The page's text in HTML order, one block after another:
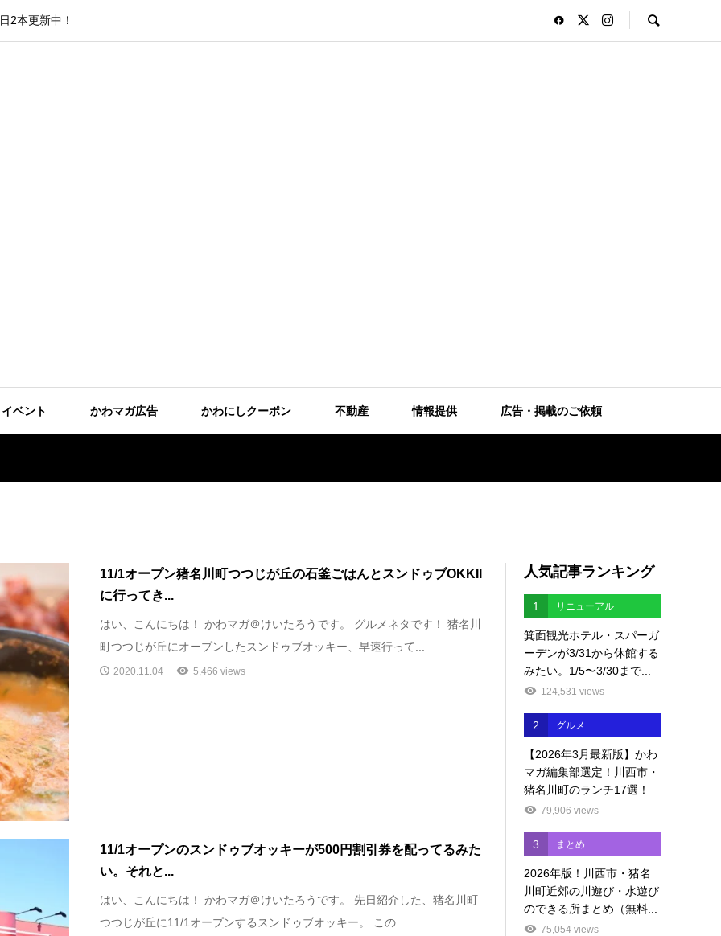
2本更新中！
イベント かわマガ広告 かわにしクーポン 不動産 情報提供 広告・掲載のご依頼
11/1オープン猪名川町つつじが丘の石釜ごはんとスンドゥブOKKII
に行ってき...
はい、こんにちは！ かわマガ＠けいたろうです。 グルメネタです！ 猪名川
町つつじが丘にオープンしたスンドゥブオッキー、早速行って...
2020.11.04 5,466 views
11/1オープンのスンドゥブオッキーが500円割引券を配ってるみた
い。それと...
はい、こんにちは！ かわマガ＠けいたろうです。 先日紹介した、猪名川町
つつじが丘に11/1オープンするスンドゥブオッキー。 この...
人気記事ランキング
1 リニューアル
箕面観光ホテル・スパーガ
ーデンが3/31から休館する
みたい。1/5〜3/30まで...
124,531 views
2 グルメ
【2026年3月最新版】かわ
マガ編集部選定！川西市・
猪名川町のランチ17選！
79,906 views
3 まとめ
2026年版！川西市・猪名
川町近郊の川遊び・水遊び
のできる所まとめ（無料...
75,054 views